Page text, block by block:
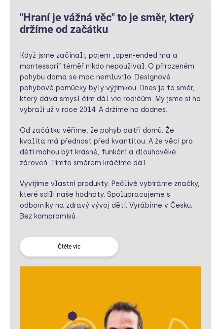
"Hraní je vážná věc" to je směr, který
držíme od začátku
Když jsme začínali, pojem „open-ended hra a
montessori“ téměř nikdo nepoužíval. O přirozeném
pohybu doma se moc nemluvilo. Designové
pohybové pomůcky byly výjimkou. Dnes je to směr,
který dává smysl čím dál víc rodičům. My jsme si ho
vybrali už v roce 2014. A držíme ho dodnes.
Od začátku věříme, že pohyb patří domů. Že
kvalita má přednost před kvantitou. A že věci pro
děti mohou být krásné, funkční a dlouhověké
zároveň. Tímto směrem kráčíme dál.
Vyvíjíme vlastní produkty. Pečlivě vybíráme značky,
které sdílí naše hodnoty. Spolupracujeme s
odborníky na zdravý vývoj dětí. Vyrábíme v Česku.
Bez kompromisů.
Čtěte víc